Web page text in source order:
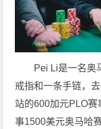
Pei Li是一名奥
戒指和一条手链，
站的600加元PLO
事1500美元奥马哈